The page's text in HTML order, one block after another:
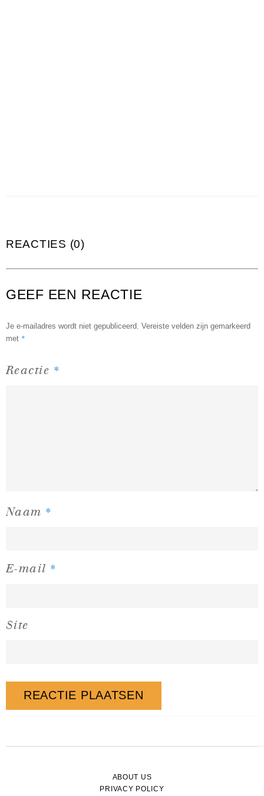
REACTIES (0)
GEEF EEN REACTIE
Je e-mailadres wordt niet gepubliceerd. Vereiste velden zijn gemarkeerd
met *
Reactie *
Naam *
E-mail *
Site
ABOUT US
PRIVACY POLICY